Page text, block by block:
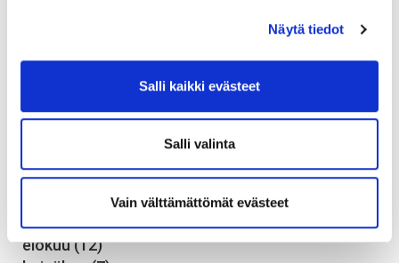
Näytä tiedot
Salli kaikki evästeet
Salli valinta
Vain välttämättömät evästeet
heinäkuu(19)
marraskuu(6)
syyskuu(6)
elokuu(12)